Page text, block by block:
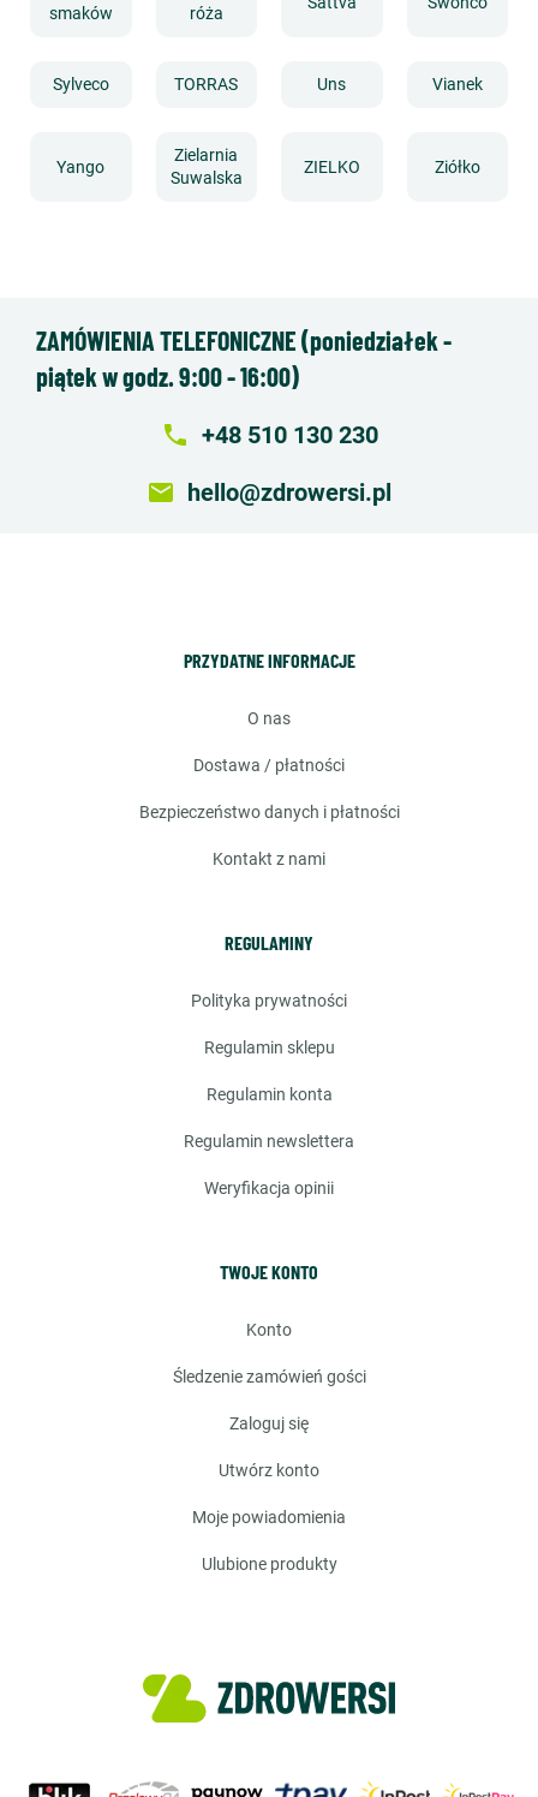
smaków
róża
Sylveco TORRAS Uns Vianek
Yango
Zielarnia
Suwalska
ZIELKO Ziółko
ZAMÓWIENIA TELEFONICZNE (poniedziałek -
piątek w godz. 9:00 - 16:00)
local_phone +48 510 130 230
email hello@zdrowersi.pl
PRZYDATNE INFORMACJE
o nas
dostawa / płatności
bezpieczeństwo danych i płatności
kontakt z nami
REGULAMINY
polityka prywatności
regulamin sklepu
regulamin konta
regulamin newslettera
weryfikacja opinii
TWOJE KONTO
konto
śledzenie zamówień gości
zaloguj się
utwórz konto
moje powiadomienia
ulubione produkty